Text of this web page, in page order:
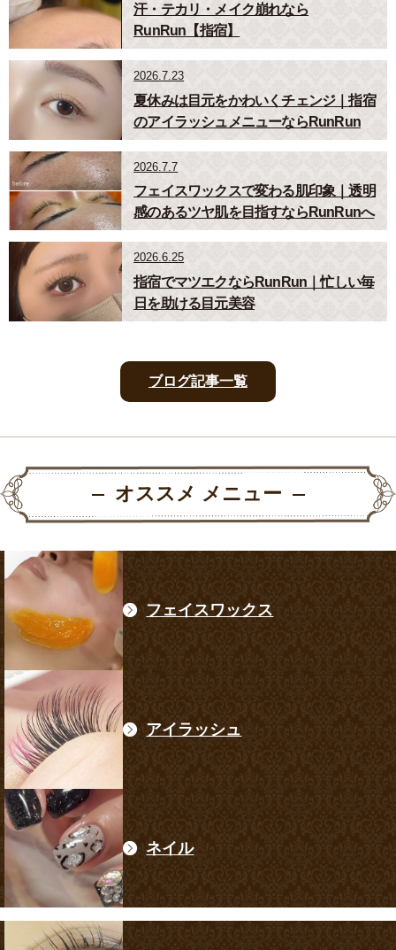
汗・テカリ・メイク崩れなら
RunRun【指宿】
2026.7.23
夏休みは目元をかわいくチェンジ｜指宿
のアイラッシュメニューならRunRun
2026.7.7
フェイスワックスで変わる肌印象｜透明
感のあるツヤ肌を目指すならRunRunへ
2026.6.25
指宿でマツエクならRunRun｜忙しい毎
日を助ける目元美容
ブログ記事一覧
オススメ メニュー
フェイスワックス
アイラッシュ
ネイル